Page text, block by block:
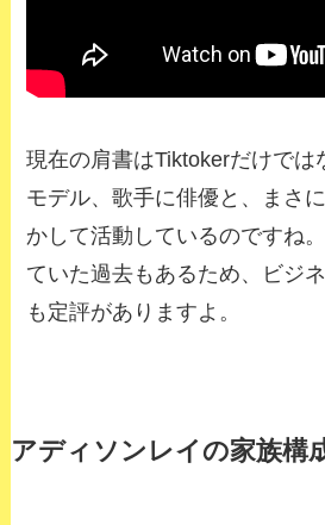
現在の肩書はTiktokerだけでは
モデル、歌手に俳優と、まさ
かして活動しているのですね
ていた過去もあるため、ビジ
も定評がありますよ。
アディソンレイの家族構